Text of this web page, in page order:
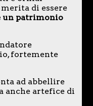
di essere
un patrimonio
fortemente
ad abbellire
anche artefice di